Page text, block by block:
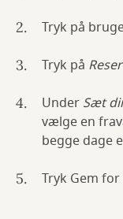
Tryk på
Tryk på
Under Sæt
vælge en
begge dage
Tryk Gem